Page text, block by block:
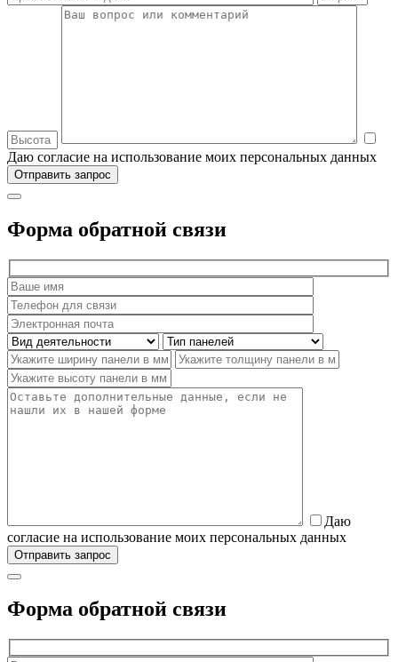
Даю согласие на использование моих персональных данных
Форма обратной связи
Даю
согласие на использование моих персональных данных
Форма обратной связи